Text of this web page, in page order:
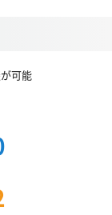
可能